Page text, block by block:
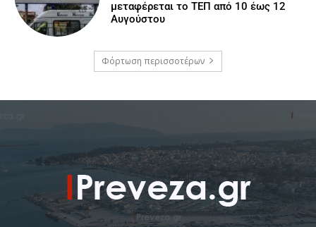
μεταφέρεται το ΤΕΠ από 10 έως 12
Αυγούστου
Φόρτωση περισσοτέρων